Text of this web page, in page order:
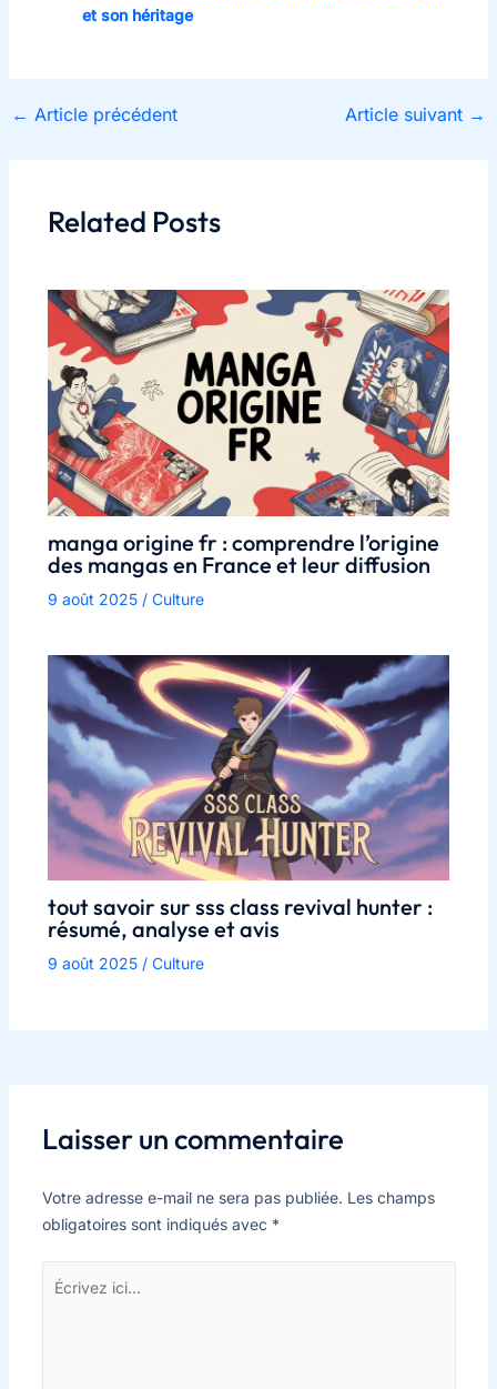
et son héritage
← Article précédent Article suivant →
Related Posts
manga origine fr : comprendre l’origine
des mangas en France et leur diffusion
9 août 2025 / Culture
tout savoir sur sss class revival hunter :
résumé, analyse et avis
9 août 2025 / Culture
Laisser un commentaire
Votre adresse e-mail ne sera pas publiée. Les champs
obligatoires sont indiqués avec *
Écrivez
ici…